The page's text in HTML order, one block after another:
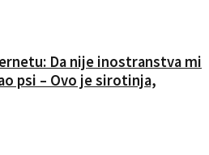
Da nije inostranstva mi
psi – Ovo je sirotinja,